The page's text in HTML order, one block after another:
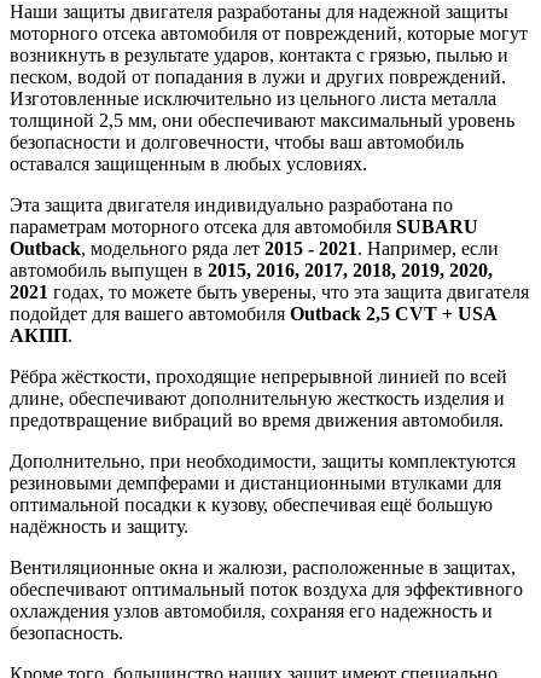
Наши защиты двигателя разработаны для надежной защиты
моторного отсека автомобиля от повреждений, которые могут
возникнуть в результате ударов, контакта с грязью, пылью и
песком, водой от попадания в лужи и других повреждений.
Изготовленные исключительно из цельного листа металла
толщиной 2,5 мм, они обеспечивают максимальный уровень
безопасности и долговечности, чтобы ваш автомобиль
оставался защищенным в любых условиях.
Эта защита двигателя индивидуально разработана по
параметрам моторного отсека для автомобиля SUBARU
Outback, модельного ряда лет 2015 - 2021. Например, если
автомобиль выпущен в 2015, 2016, 2017, 2018, 2019, 2020,
2021 годах, то можете быть уверены, что эта защита двигателя
подойдет для вашего автомобиля Outback 2,5 СVT + USA
АКПП.
Рёбра жёсткости, проходящие непрерывной линией по всей
длине, обеспечивают дополнительную жесткость изделия и
предотвращение вибраций во время движения автомобиля.
Дополнительно, при необходимости, защиты комплектуются
резиновыми демпферами и дистанционными втулками для
оптимальной посадки к кузову, обеспечивая ещё большую
надёжность и защиту.
Вентиляционные окна и жалюзи, расположенные в защитах,
обеспечивают оптимальный поток воздуха для эффективного
охлаждения узлов автомобиля, сохраняя его надежность и
безопасность.